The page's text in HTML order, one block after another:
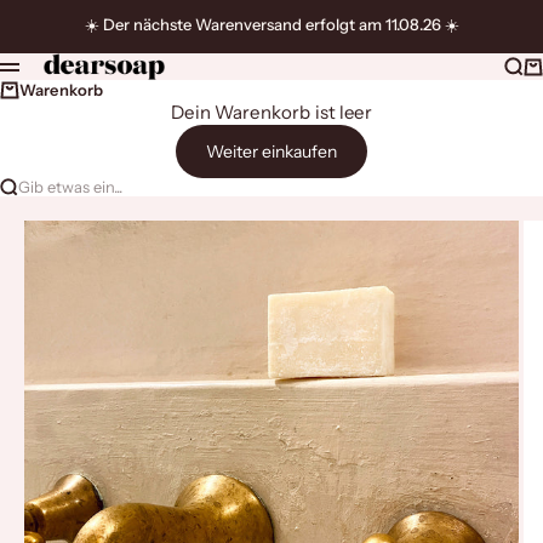
☀️ Der nächste Warenversand erfolgt am 11.08.26 ☀️
dearsoap
Menü
Warenkorb
Dein Warenkorb ist leer
Weiter einkaufen
Gib etwas ein...